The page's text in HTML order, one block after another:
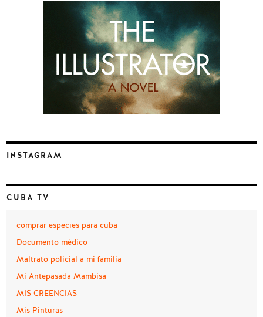
INSTAGRAM
CUBA TV
comprar especies para cuba
Documento médico
Maltrato policial a mi familia
Mi Antepasada Mambisa
MIS CREENCIAS
Mis Pinturas